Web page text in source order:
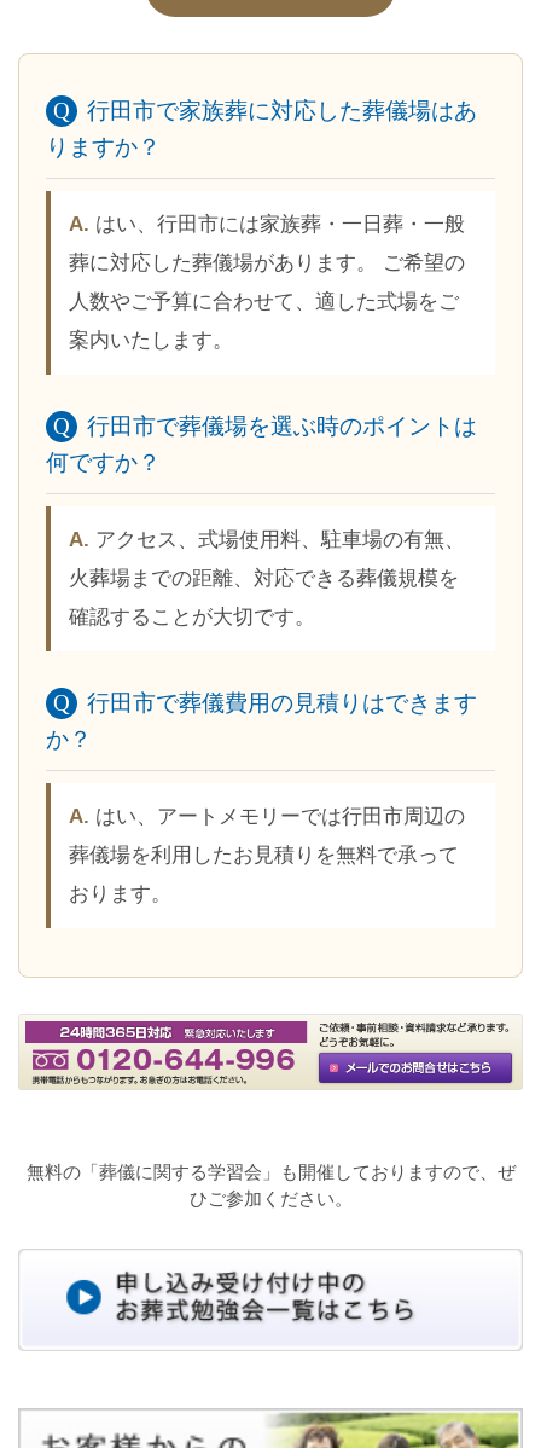
行田市で家族葬に対応した葬儀場はあ
りますか？
はい、行田市には家族葬・一日葬・一般
葬に対応した葬儀場があります。 ご希望の
人数やご予算に合わせて、適した式場をご
案内いたします。
行田市で葬儀場を選ぶ時のポイントは
何ですか？
アクセス、式場使用料、駐車場の有無、
火葬場までの距離、対応できる葬儀規模を
確認することが大切です。
行田市で葬儀費用の見積りはできます
か？
はい、アートメモリーでは行田市周辺の
葬儀場を利用したお見積りを無料で承って
おります。
無料の「葬儀に関する学習会」も開催しておりますので、ぜ
ひご参加ください。